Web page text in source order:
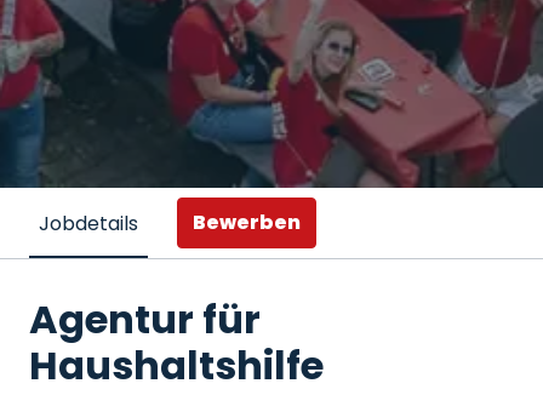
Jobdetails Bewerben
Agentur für
Haushaltshilfe